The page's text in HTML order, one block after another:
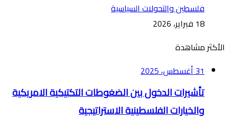
فلسطين والتحولات السياسية
18 فبراير، 2026
الأكثر مشاهدة
31 أغسطس، 2025
تأشيرات الدخول بين الضغوطات التكتيكية الامريكية
والخيارات الفلسطينية الاستراتيجية